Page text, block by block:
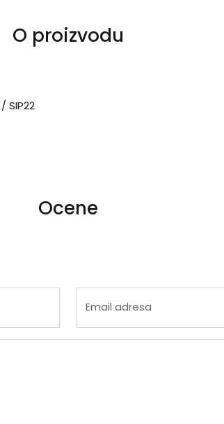
O proizvodu
SIP22
Ocene
Email adresa